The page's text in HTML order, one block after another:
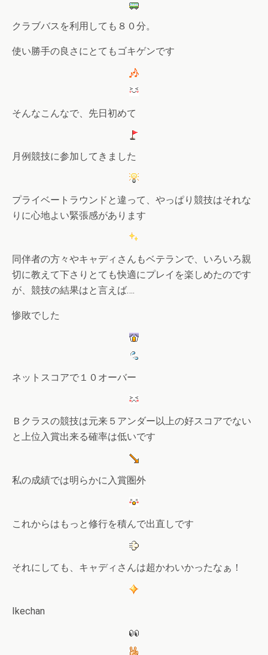
クラブバスを利用しても８０分。
使い勝手の良さにとてもゴキゲンです
そんなこんなで、先日初めて
月例競技に参加してきました
プライベートラウンドと違って、やっぱり競技はそれな
りに心地よい緊張感があります
同伴者の方々やキャディさんもベテランで、いろいろ親
切に教えて下さりとても快適にプレイを楽しめたのです
が、競技の結果はと言えば….
惨敗でした
ネットスコアで１０オーバー
Ｂクラスの競技は元来５アンダー以上の好スコアでない
と上位入賞出来る確率は低いです
私の成績では明らかに入賞圏外
これからはもっと修行を積んで出直しです
それにしても、キャディさんは超かわいかったなぁ！
Ikechan